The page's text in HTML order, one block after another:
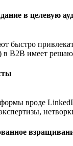
в целевую
быстро
в B2B имеет
вроде